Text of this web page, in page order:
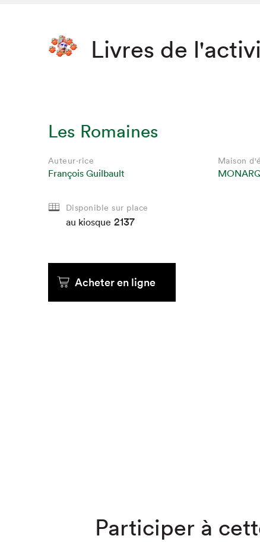
Que
Livres de
Les Romaines
Auteur·rice
François Guilbault
Maison
Disponible sur place
au kiosque 2137
Acheter en ligne
Participer à